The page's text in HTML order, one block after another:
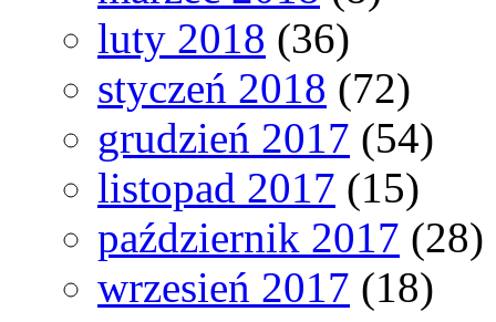
luty 2018 (36)
styczeń 2018 (72)
grudzień 2017 (54)
listopad 2017 (15)
październik 2017 (28)
wrzesień 2017 (18)